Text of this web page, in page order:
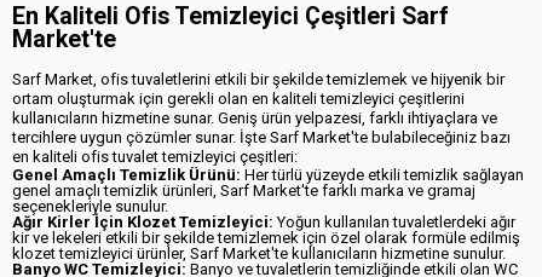
En Kaliteli Ofis Temizleyici Çeşitleri Sarf
Market'te
Sarf Market, ofis tuvaletlerini etkili bir şekilde temizlemek ve hijyenik bir
ortam oluşturmak için gerekli olan en kaliteli temizleyici çeşitlerini
kullanıcıların hizmetine sunar. Geniş ürün yelpazesi, farklı ihtiyaçlara ve
tercihlere uygun çözümler sunar. İşte Sarf Market'te bulabileceğiniz bazı
en kaliteli ofis tuvalet temizleyici çeşitleri:
Genel Amaçlı Temizlik Ürünü: Her türlü yüzeyde etkili temizlik sağlayan
genel amaçlı temizlik ürünleri, Sarf Market'te farklı marka ve gramaj
seçenekleriyle sunulur.
Ağır Kirler İçin Klozet Temizleyici: Yoğun kullanılan tuvaletlerdeki ağır
kir ve lekeleri etkili bir şekilde temizlemek için özel olarak formüle edilmiş
klozet temizleyici ürünler, Sarf Market'te kullanıcıların hizmetine sunulur.
Banyo WC Temizleyici: Banyo ve tuvaletlerin temizliğinde etkili olan WC